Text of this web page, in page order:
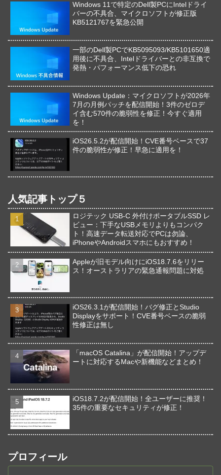
Windows 11で特定のDell製PCにIntelドライ
バーの不具合、マイクロソフトが修正版
KB5121767を緊急公開
一部のDell製PCでKB5095093/KB5101650適
用後に不具合、Intelドライバーとの非互換で
発熱・パフォーマンス低下の恐れ
Windows Update：マイクロソフトが2026年
7月の月例パッチを配信開始！3件のゼロデ
イ含む570件の脆弱性を修正！今すぐ適用
を！
iOS26.5.2が配信開始！CVE番号ベースで37
件の脆弱性が修正！早急に適用を！
人気記事トップ５
ロジテック USB-C 外付けポータブルSSD レ
ビュー：下手なUSBメモリよりもコンパク
ト！高速データ転送対応でPCは勿論、
iPhoneやAndroidスマホにもおすすめ！
Appleが旧モデル向けにiOS18.7.6をリリー
ス！オーストラリアの緊急通報問題に対処
iOS26.3.1が配信開始！バグ修正とStudio
Displayをサポート！CVE番号ベースの脆弱
性修正は無し
「macOS Catalina」が配信開始！アップデ
ートに対応するMacや新機能などまとめ！
iOS18.7.2が配信開始！全ユーザーに推奨！
35件の重要なセキュリティが修正！
プロフィール